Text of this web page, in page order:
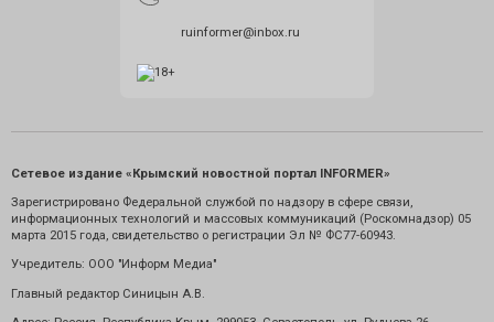
ruinformer@inbox.ru
Сетевое издание «Крымский новостной портал INFORMER»
Зарегистрировано Федеральной службой по надзору в сфере связи,
информационных технологий и массовых коммуникаций (Роскомнадзор) 05
марта 2015 года, свидетельство о регистрации Эл № ФС77-60943.
Учредитель: ООО "Информ Медиа"
Главный редактор Синицын А.В.